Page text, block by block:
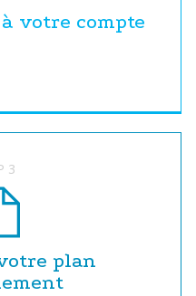
votre compte
3
plan